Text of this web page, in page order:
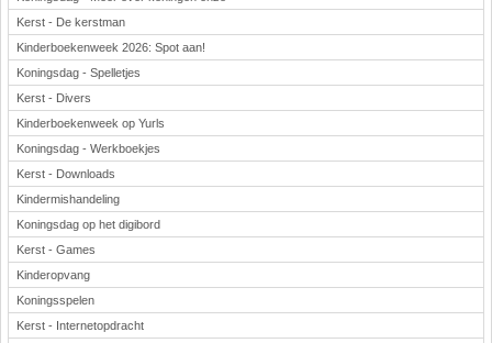
Kerst - De kerstman
Kinderboekenweek 2026: Spot aan!
Koningsdag - Spelletjes
Kerst - Divers
Kinderboekenweek op Yurls
Koningsdag - Werkboekjes
Kerst - Downloads
Kindermishandeling
Koningsdag op het digibord
Kerst - Games
Kinderopvang
Koningsspelen
Kerst - Internetopdracht